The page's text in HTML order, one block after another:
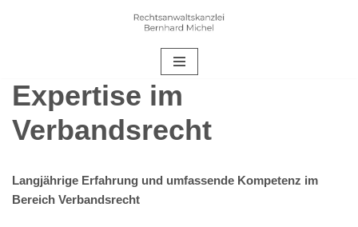
Expertise im
Verbandsrecht
Langjährige Erfahrung und umfassende Kompetenz im
Bereich Verbandsrecht